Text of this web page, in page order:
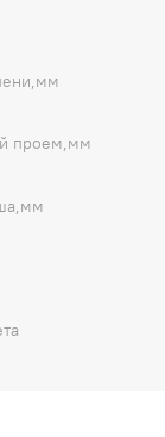
проем,мм